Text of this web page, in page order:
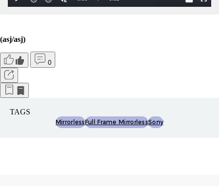
(asj/asj)
0
TAGS
MirrorlessFull Frame MirrorlessSony